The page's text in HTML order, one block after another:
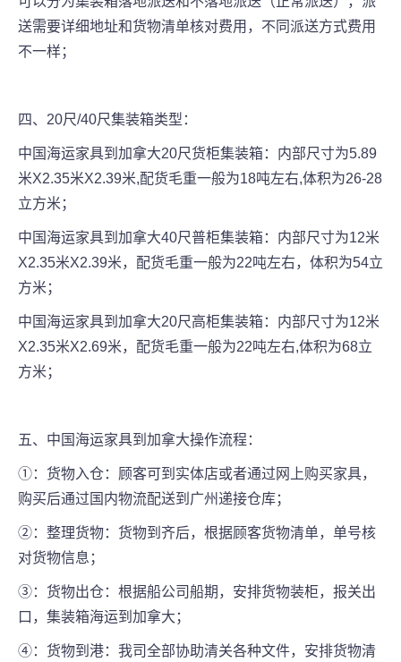
送需要详细地址和货物清单核对费用，不同派送方式费用
不一样；
四、20尺/40尺集装箱类型：
中国海运家具到加拿大20尺货柜集装箱：内部尺寸为5.89
米X2.35米X2.39米,配货毛重一般为18吨左右,体积为26-28
立方米；
中国海运家具到加拿大40尺普柜集装箱：内部尺寸为12米
X2.35米X2.39米，配货毛重一般为22吨左右，体积为54立
方米；
中国海运家具到加拿大20尺高柜集装箱：内部尺寸为12米
X2.35米X2.69米，配货毛重一般为22吨左右,体积为68立
方米；
五、中国海运家具到加拿大操作流程：
①：货物入仓：顾客可到实体店或者通过网上购买家具，
购买后通过国内物流配送到广州递接仓库；
②：整理货物：货物到齐后，根据顾客货物清单，单号核
对货物信息；
③：货物出仓：根据船公司船期，安排货物装柜，报关出
口，集装箱海运到加拿大；
④：货物到港：我司全部协助清关各种文件，安排货物清